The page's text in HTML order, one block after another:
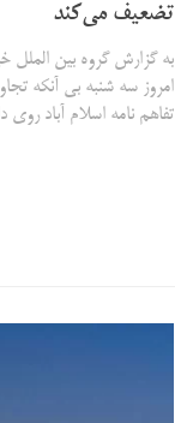
تضعیف می‌کند
به گزارش گروه بین الملل
امروز سه شنبه بی آنکه
تفاهم نامه اسلام آباد روی